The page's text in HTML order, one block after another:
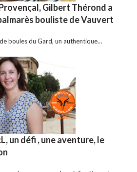
Gilbert Thérond a
bouliste de Vauvert
boules du Gard, un authentique…
un défi , une aventure, le